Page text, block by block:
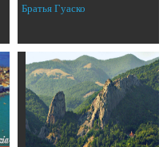
Братья Гуаско